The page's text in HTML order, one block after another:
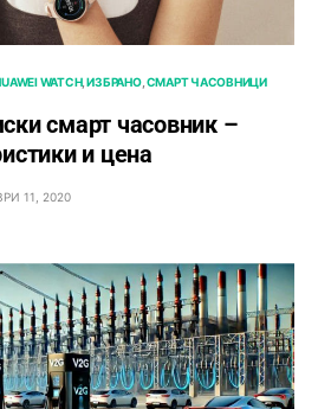
WATCH ИЗБРАНО СМАРТ ЧАСОВНИЦИ
смарт часовник –
и цена
11, 2020